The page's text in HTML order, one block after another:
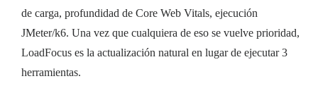
de carga, profundidad de Core Web Vitals, ejecución
JMeter/k6. Una vez que cualquiera de eso se vuelve prioridad,
LoadFocus es la actualización natural en lugar de ejecutar 3
herramientas.